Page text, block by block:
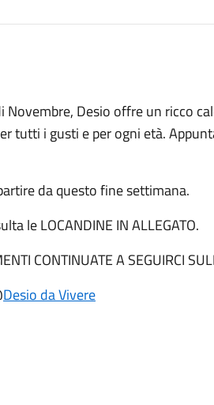
Novembre, Desio offre un ricco
tutti i gusti e per ogni età.
da questo fine settimana.
le LOCANDINE IN ALLEGATO.
CONTINUATE A SEGUIRCI
Desio da Vivere